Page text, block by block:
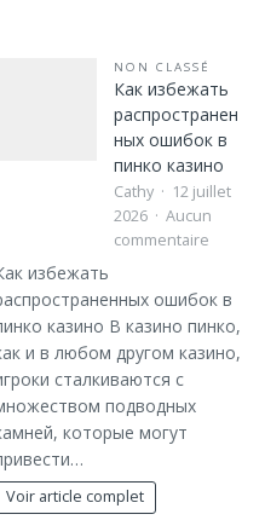
NON CLASSÉ
Как избежать
распространен
ных ошибок в
пинко казино
Cathy
12 juillet
2026
Aucun
commentaire
избежать
ошибок в
казино В казино пинко,
и в любом другом казино,
сталкиваются с
подводных
которые могут
Voir article complet